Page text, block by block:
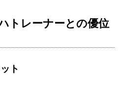
トレーナーとの優位
ト